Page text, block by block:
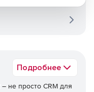
Подробнее
– не просто CRM для